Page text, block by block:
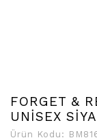
FORGET &
UNİSEX
Ürün Kodu: